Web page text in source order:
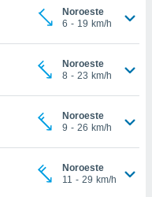
Noroeste
6 - 19 km/h
Noroeste
8 - 23 km/h
Noroeste
9 - 26 km/h
Noroeste
11 - 29 km/h